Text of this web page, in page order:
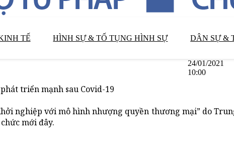
TẾ HÌNH SỰ & TỐ TỤNG HÌNH SỰ DÂN SỰ &
24/01/2021
10:00
triển mạnh sau Covid-19
nghiệp với mô hình nhượng quyền thương mại” do
mới đây.